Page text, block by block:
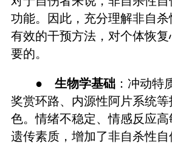
功能。因此，充分理解非自
有效的干预方法，对个体恢
要的。
●生物学基础 ：冲动特
奖赏环路、内源性阿片系统等
色。情绪不稳定、情感反应
遗传素质，增加了非自杀性自